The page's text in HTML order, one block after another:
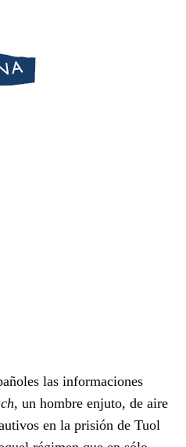
las informaciones
, un hombre enjuto, de aire
en la prisión de Tuol